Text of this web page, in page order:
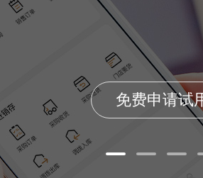
免费申请试